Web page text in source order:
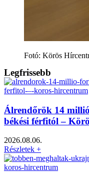
Fotó: Körös
Legfrissebb
Álrendőrök 14
békési férfitól –
2026.08.06.
Részletek +